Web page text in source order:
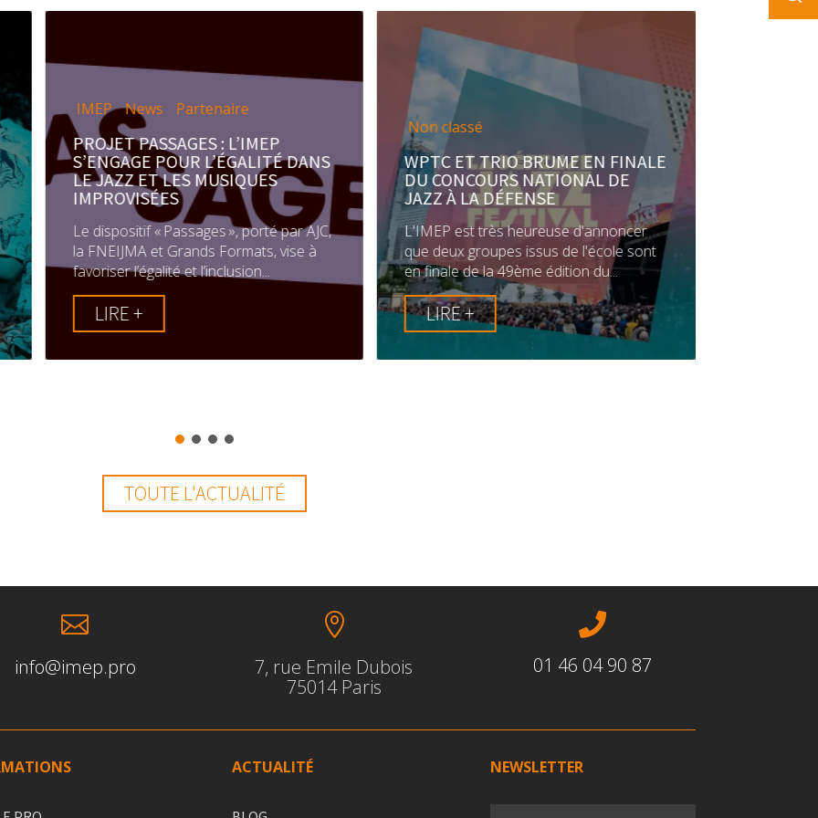
IMEP News Partenaire
PROJET PASSAGES : L’IMEP
S’ENGAGE POUR L’ÉGALITÉ DANS
LE JAZZ ET LES MUSIQUES
IMPROVISÉES
Le dispositif « Passages », porté par AJC,
la FNEIJMA et Grands Formats, vise à
favoriser l’égalité et l’inclusion...
LIRE +
Non classé
WPTC ET TRIO BRUME EN FINALE
DU CONCOURS NATIONAL DE
JAZZ À LA DÉFENSE
L'IMEP est très heureuse d'annoncer
que deux groupes issus de l'école sont
en finale de la 49ème édition du...
LIRE +
TOUTE L'ACTUALITÉ

info@imep.pro

7, rue Emile Dubois
75014 Paris

01 46 04 90 87
ACTUALITÉ NEWSLETTER